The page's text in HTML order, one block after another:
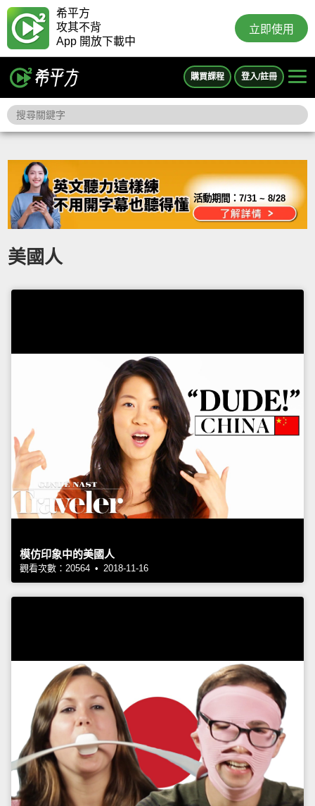
希平方
攻其不背
App 開放下載中
立即使用
購買課程 登入/註冊
活動期間：7/31 ~ 8/28
美國人
模仿印象中的美國人
觀看次數：20564 • 2018-11-16